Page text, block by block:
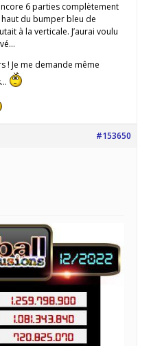
6 parties complètement
haut du bumper bleu de
à la verticale. J’aurai voulu
! Je me demande même
#153650